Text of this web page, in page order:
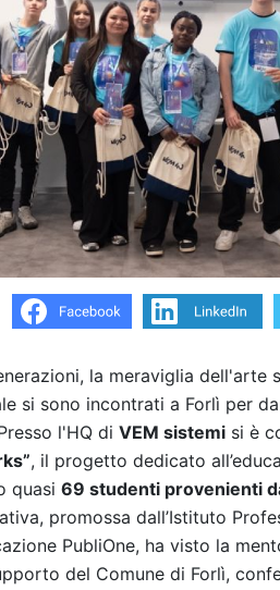
la meraviglia dell'arte
si sono incontrati a Forlì per
l'HQ di VEM sistemi si è
, il progetto dedicato
quasi 69 studenti provenienti
promossa dall’Istituto
PubliOne, ha visto la
del Comune di Forlì,